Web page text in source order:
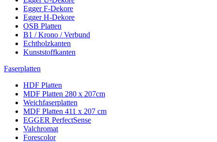
Egger F-Dekore
Egger H-Dekore
OSB Platten
B1 / Krono / Verbund
Echtholzkanten
Kunststoffkanten
Faserplatten
HDF Platten
MDF Platten 280 x 207cm
Weichfaserplatten
MDF Platten 411 x 207 cm
EGGER PerfectSense
Valchromat
Forescolor